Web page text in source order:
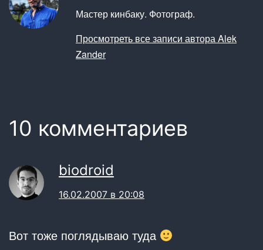
Мастер кинбаку. Фотограф.
Просмотреть все записи автора Alek
Zander
10 комментариев
biodroid
16.02.2007 в 20:08
Вот тоже поглядываю туда